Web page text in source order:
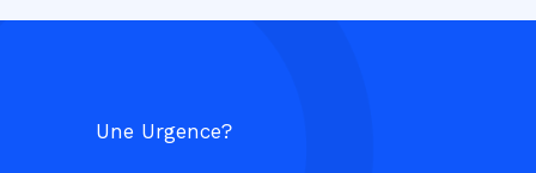
Une Urgence?